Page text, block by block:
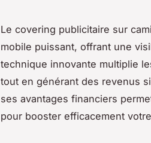
Le covering publicitaire sur
mobile puissant, offrant une
technique innovante multiplie
tout en générant des revenus
ses avantages financiers
pour booster efficacement